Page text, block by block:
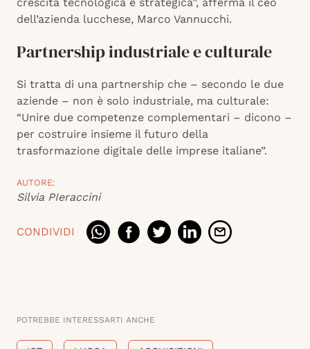
crescita tecnologica e strategica”, afferma il ceo
dell’azienda lucchese, Marco Vannucchi.
Partnership industriale e culturale
Si tratta di una partnership che – secondo le due
aziende – non è solo industriale, ma culturale:
“Unire due competenze complementari – dicono –
per costruire insieme il futuro della
trasformazione digitale delle imprese italiane”.
AUTORE:
Silvia PIeraccini
CONDIVIDI
POTREBBE INTERESSARTI ANCHE